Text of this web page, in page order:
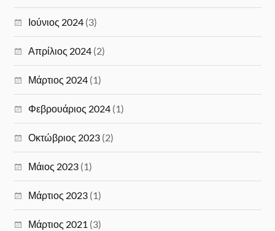
Ιούνιος 2024 (3)
Απρίλιος 2024 (2)
Μάρτιος 2024 (1)
Φεβρουάριος 2024 (1)
Οκτώβριος 2023 (2)
Μάιος 2023 (1)
Μάρτιος 2023 (1)
Μάρτιος 2021 (3)